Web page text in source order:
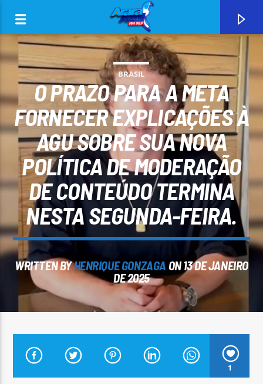
0:00
CURRENT TRACK
ARARA AZUL FM 96,9
Arara Azul FM
BRASIL
O PRAZO PARA A META
FORNECER EXPLICAÇÕES À
AGU SOBRE SUA NOVA
POLÍTICA DE MODERAÇÃO
DE CONTEÚDO TERMINA
NESTA SEGUNDA-FEIRA.
WRITTEN BYHENRIQUE GONZAGA ON 13 DE JANEIRO
DE 2025
1